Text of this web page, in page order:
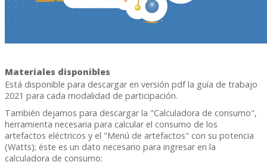
Materiales disponibles
Está disponible para descargar en versión pdf la guía de trabajo
2021 para cada modalidad de participación.
También dejamos para descargar la "Calculadora de consumo",
herramienta necesaria para calcular el consumo de los
artefactos eléctricos y el "Menú de artefactos" con su potencia
(Watts); éste es un dato necesario para ingresar en la
calculadora de consumo: